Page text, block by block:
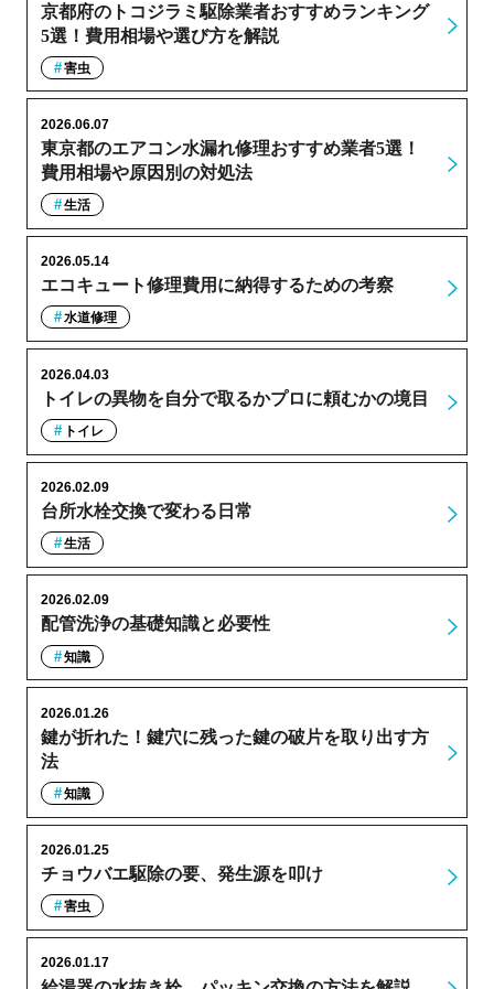
京都府のトコジラミ駆除業者おすすめランキング
5選！費用相場や選び方を解説
害虫
東京都のエアコン水漏れ修理おすすめ業者5選！
費用相場や原因別の対処法
2026.06.07
生活
エコキュート修理費用に納得するための考察
2026.05.14
水道修理
トイレの異物を自分で取るかプロに頼むかの境目
2026.04.03
トイレ
台所水栓交換で変わる日常
2026.02.09
生活
配管洗浄の基礎知識と必要性
2026.02.09
知識
鍵が折れた！鍵穴に残った鍵の破片を取り出す方
法
2026.01.26
知識
チョウバエ駆除の要、発生源を叩け
2026.01.25
害虫
2026.01.17